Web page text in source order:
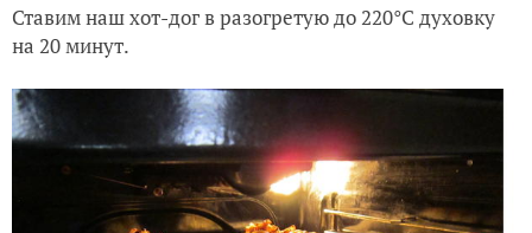
Ставим наш хот-дог в разогретую до 220°C духовку
на 20 минут.